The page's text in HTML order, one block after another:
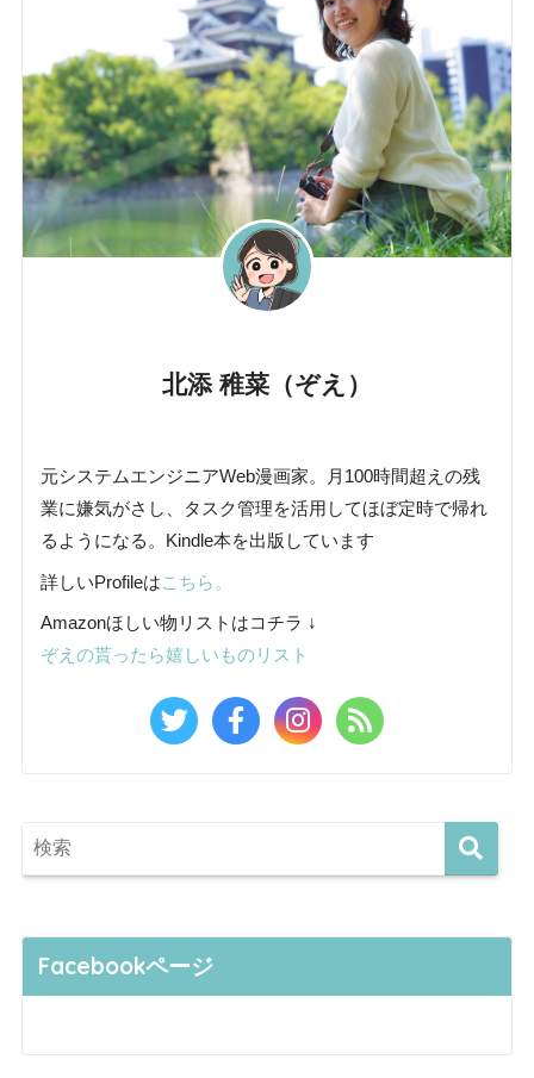
北添 稚菜（ぞえ）
元システムエンジニアWeb漫画家。月100時間超えの残
業に嫌気がさし、タスク管理を活用してほぼ定時で帰れ
るようになる。Kindle本を出版しています
詳しいProfileはこちら。
Amazonほしい物リストはコチラ ↓
ぞえの貰ったら嬉しいものリスト
Facebookページ